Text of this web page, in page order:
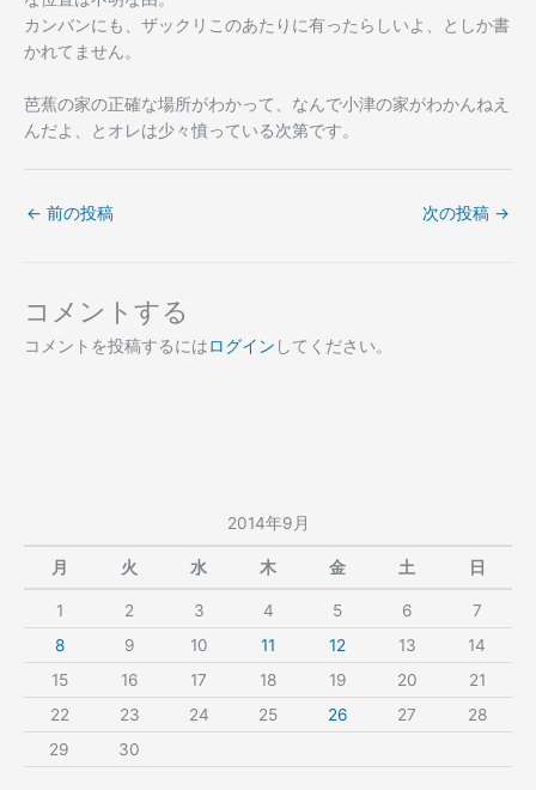
カンバンにも、ザックリこのあたりに有ったらしいよ、としか書
かれてません。
芭蕉の家の正確な場所がわかって、なんで小津の家がわかんねえ
んだよ、とオレは少々憤っている次第です。
← 前の投稿 次の投稿 →
コメントする
コメントを投稿するにはログイン してください。
2014年9月
月 火 水 木 金 土 日
1 2 3 4 5 6
7
8
9 10 11 12 13
14
15
16 17 18 19 20
21
22
23 24 25 26 27
28
29
30